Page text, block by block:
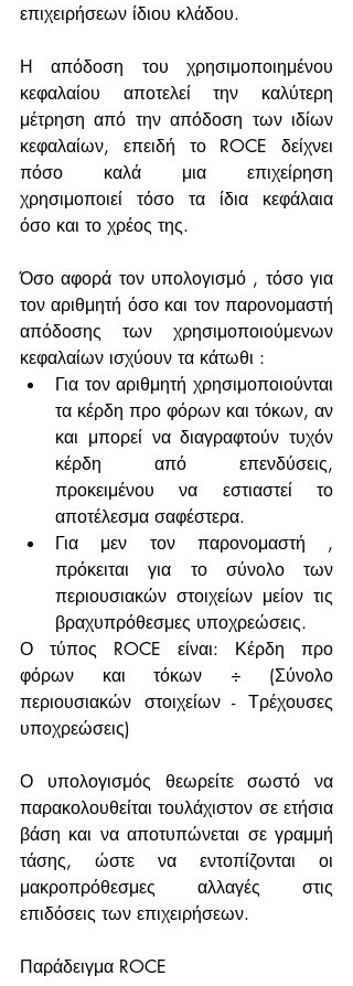
επιχειρήσεων ίδιου κλάδου.
Η απόδοση του χρησιμοποιημένου
κεφαλαίου αποτελεί την καλύτερη
μέτρηση από την απόδοση των ιδίων
κεφαλαίων, επειδή το ROCE δείχνει
πόσο καλά μια επιχείρηση
χρησιμοποιεί τόσο τα ίδια κεφάλαια
όσο και το χρέος της.
Όσο αφορά τον υπολογισμό , τόσο για
τον αριθμητή όσο και τον παρονομαστή
απόδοσης των χρησιμοποιούμενων
κεφαλαίων ισχύουν τα κάτωθι :
Για τον αριθμητή χρησιμοποιούνται
τα κέρδη προ φόρων και τόκων, αν
και μπορεί να διαγραφτούν τυχόν
κέρδη από επενδύσεις,
προκειμένου να εστιαστεί το
αποτέλεσμα σαφέστερα.
Για μεν τον παρονομαστή ,
πρόκειται για το σύνολο των
περιουσιακών στοιχείων μείον τις
βραχυπρόθεσμες υποχρεώσεις.
Ο τύπος ROCE είναι: Κέρδη προ
φόρων και τόκων ÷ (Σύνολο
περιουσιακών στοιχείων - Τρέχουσες
υποχρεώσεις)
Ο υπολογισμός θεωρείτε σωστό να
παρακολουθείται τουλάχιστον σε ετήσια
βάση και να αποτυπώνεται σε γραμμή
τάσης, ώστε να εντοπίζονται οι
μακροπρόθεσμες αλλαγές στις
επιδόσεις των επιχειρήσεων.
Παράδειγμα ROCE